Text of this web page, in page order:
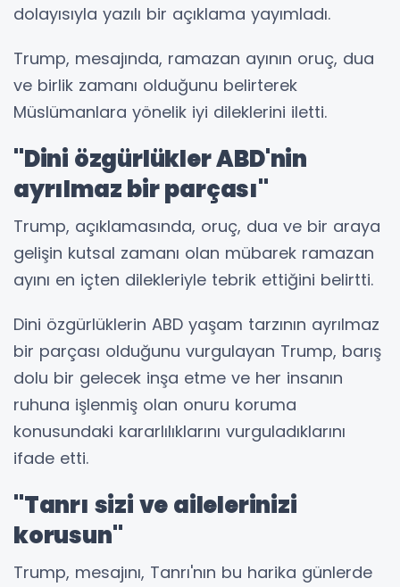
dolayısıyla yazılı bir açıklama yayımladı.
Trump, mesajında, ramazan ayının oruç, dua
ve birlik zamanı olduğunu belirterek
Müslümanlara yönelik iyi dileklerini iletti.
"Dini özgürlükler ABD'nin
ayrılmaz bir parçası"
Trump, açıklamasında, oruç, dua ve bir araya
gelişin kutsal zamanı olan mübarek ramazan
ayını en içten dilekleriyle tebrik ettiğini belirtti.
Dini özgürlüklerin ABD yaşam tarzının ayrılmaz
bir parçası olduğunu vurgulayan Trump, barış
dolu bir gelecek inşa etme ve her insanın
ruhuna işlenmiş olan onuru koruma
konusundaki kararlılıklarını vurguladıklarını
ifade etti.
"Tanrı sizi ve ailelerinizi
korusun"
Trump, mesajını, Tanrı'nın bu harika günlerde